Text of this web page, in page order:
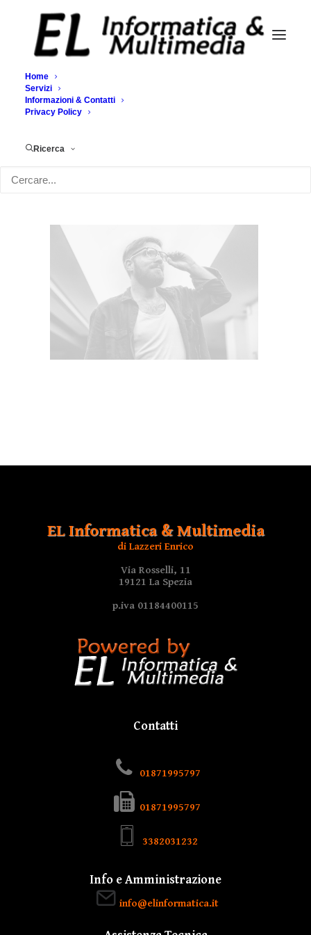
Home
Servizi
Informazioni & Contatti
Privacy Policy
Ricerca
Demo media 336638687
EL Informatica & Multimedia
di Lazzeri Enrico
Via Rosselli, 11
19121 La Spezia
p.iva 01184400115
Contatti
01871995797
01871995797
3382031232
Info e Amministrazione
info@elinformatica.it